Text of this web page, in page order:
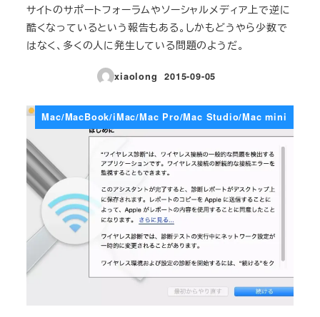
サイトのサポートフォーラムやソーシャルメディア上で逆に
酷くなっているという報告もある。しかもどうやら少数で
はなく、多くの人に発生している問題のようだ。
xiaolong
投稿日
2015-09-05
Mac/MacBook/iMac/Mac Pro/Mac Studio/Mac mini